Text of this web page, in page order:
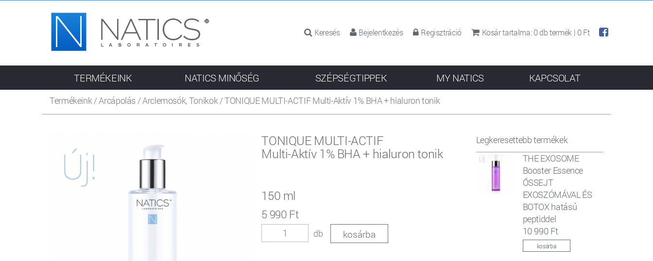
Keresés Bejelentkezés Regisztráció Kosár tartalma:0db termék | 0 Ft
Termékeink/Arcápolás /Arclemosók, Tonikok/TONIQUE MULTI-ACTIF Multi-Aktív 1% BHA + hialuron tonik
TONIQUE MULTI-ACTIF
Multi-Aktív 1% BHA + hialuron tonik
150 ml
5 990 Ft
db
Legkeresettebb termékek
THE EXOSOME
Booster Essence
ŐSSEJT
EXOSZÓMÁVAL ÉS
BOTOX hatású
peptiddel
10 990 Ft
kosárba
TERMÉKEINK NATICS MINŐSÉG SZÉPSÉGTIPPEK MY NATICS KAPCSOLAT